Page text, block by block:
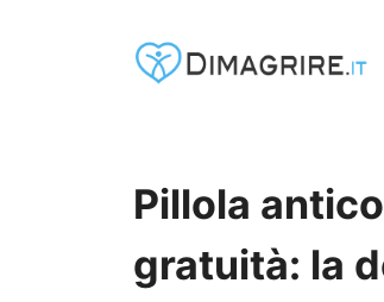
Pillola
gratuità: la